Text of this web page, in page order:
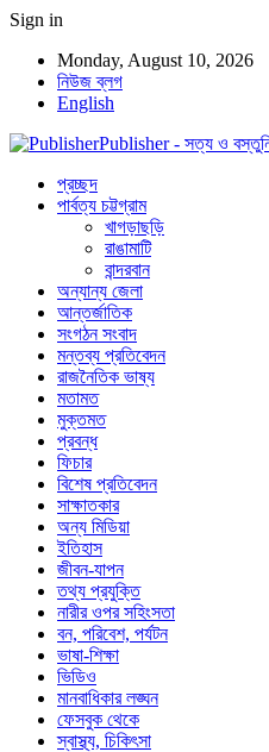
Sign in
Monday, August 10, 2026
নিউজ ব্লগ
English
Publisher - সত্য ও বস্তুনিষ্ট
প্রচ্ছদ
পার্বত্য চট্টগ্রাম
খাগড়াছড়ি
রাঙামাটি
বান্দরবান
অন্যান্য জেলা
আন্তর্জাতিক
সংগঠন সংবাদ
মন্তব্য প্রতিবেদন
রাজনৈতিক ভাষ্য
মতামত
মুক্তমত
প্রবন্ধ
ফিচার
বিশেষ প্রতিবেদন
সাক্ষাতকার
অন্য মিডিয়া
ইতিহাস
জীবন-যাপন
তথ্য প্রযুক্তি
নারীর ওপর সহিংসতা
বন, পরিবেশ, পর্যটন
ভাষা-শিক্ষা
ভিডিও
মানবাধিকার লঙ্ঘন
ফেসবুক থেকে
স্বাস্থ্য, চিকিৎসা